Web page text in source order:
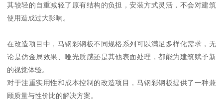
其较轻的自重减轻了原有结构的负担，安装方式灵活，不会对建筑
使用造成过大影响。
在改造项目中，马钢彩钢板不同规格系列可以满足多样化需求，无
论是仿金属效果、哑光质感还是其他表面处理，都能为建筑赋予新
的视觉体验。
对于注重实用性和成本控制的改造项目，马钢彩钢板提供了一种兼
顾质量与性价比的解决方案。